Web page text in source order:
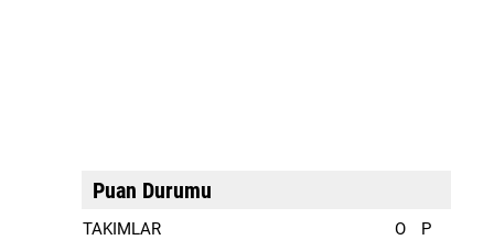
Puan Durumu
TAKIMLAR O P